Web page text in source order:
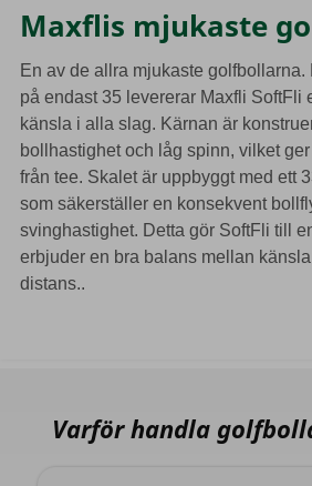
Maxflis mjukaste
En av de allra mjukaste
på endast 35 levererar Maxfli SoftFli
känsla i alla slag. Kärnan är
bollhastighet och låg spinn, vilket
från tee. Skalet är uppbyggt med ett
som säkerställer en konsekvent
svinghastighet. Detta gör SoftFli till
erbjuder en bra balans mellan
distans..
Varför handla